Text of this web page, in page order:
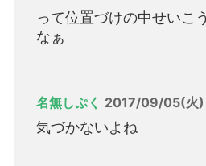
って位置づけの中せいこ
なぁ
名無しぷく 2017/09/05(火)
気づかないよね